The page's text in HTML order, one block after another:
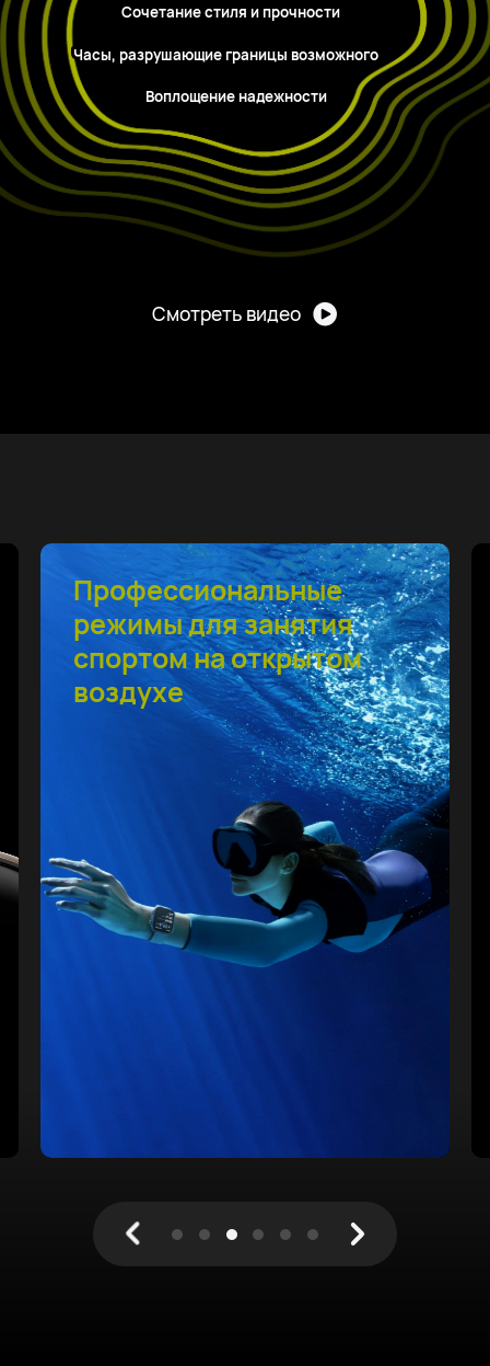
Сочетание стиля и прочности
Часы, разрушающие границы возможного
Воплощение надежности
Смотреть видео
Система HUAWEI TruSense
для мониторинга здоровья